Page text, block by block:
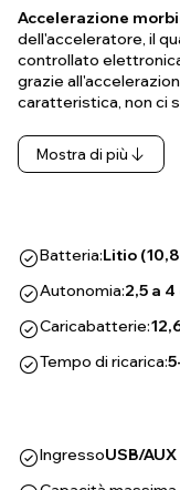
Accelerazione
dell'acceleratore, il
controllato
grazie
caratteristica, non ci
Mostra di più
Batteria:Litio
Autonomia:2,5 a 4
Caricabatterie:
Tempo di ricarica:
IngressoUSB/AUX